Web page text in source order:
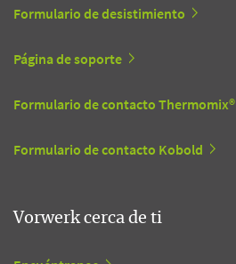
Formulario de desistimiento
Página de soporte
Formulario de contacto Thermomix®
Formulario de contacto Kobold
Vorwerk cerca de ti